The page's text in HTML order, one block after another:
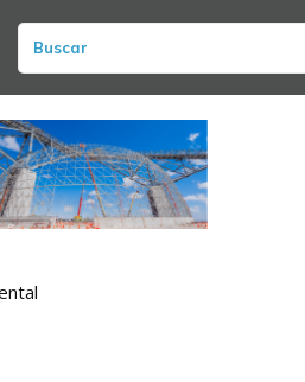
Buscar